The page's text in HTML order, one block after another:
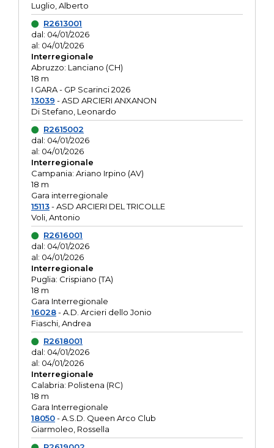
Luglio, Alberto
R2613001
dal: 04/01/2026
al: 04/01/2026
Interregionale
Abruzzo: Lanciano (CH)
18 m
I GARA - GP Scarinci 2026
13039 - ASD ARCIERI ANXANON
Di Stefano, Leonardo
R2615002
dal: 04/01/2026
al: 04/01/2026
Interregionale
Campania: Ariano Irpino (AV)
18 m
Gara interregionale
15113- ASD ARCIERI DEL TRICOLLE
Voli, Antonio
R2616001
dal: 04/01/2026
al: 04/01/2026
Interregionale
Puglia: Crispiano (TA)
18 m
Gara Interregionale
16028- A.D. Arcieri dello Jonio
Fiaschi, Andrea
R2618001
dal: 04/01/2026
al: 04/01/2026
Interregionale
Calabria: Polistena (RC)
18 m
Gara Interregionale
18050- A.S.D. Queen Arco Club
Giarmoleo, Rossella